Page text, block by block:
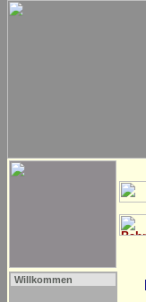
Willkommen